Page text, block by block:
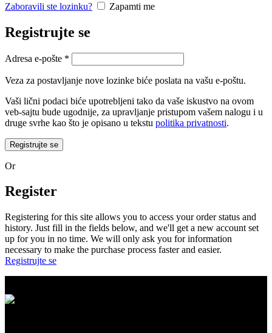
Zaboravili ste lozinku? Zapamti me
Registrujte se
Adresa e-pošte *
Veza za postavljanje nove lozinke biće poslata na vašu e-poštu.
Vaši lični podaci biće upotrebljeni tako da vaše iskustvo na ovom
veb-sajtu bude ugodnije, za upravljanje pristupom vašem nalogu i u
druge svrhe kao što je opisano u tekstu politika privatnosti.
Registrujte se
Or
Register
Registering for this site allows you to access your order status and
history. Just fill in the fields below, and we'll get a new account set
up for you in no time. We will only ask you for information
necessary to make the purchase process faster and easier.
Registrujte se